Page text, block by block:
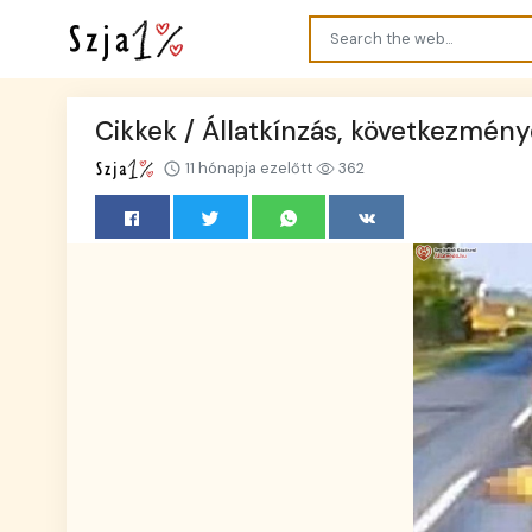
Cikkek / Állatkínzás,
11 hónapja ezelőtt 362